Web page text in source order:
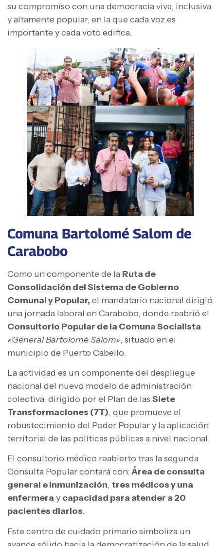
su compromiso con una democracia viva, inclusiva
y altamente popular, en la que cada voz es
importante y cada voto edifica.
Comuna Bartolomé Salom de
Carabobo
Como un componente de la Ruta de
Consolidación del Sistema de Gobierno
Comunal y Popular, el mandatario nacional dirigió
una jornada laboral en Carabobo, donde reabrió el
Consultorio Popular de la Comuna Socialista
«General Bartolomé Salom», situado en el
municipio de Puerto Cabello.
La actividad es un componente del despliegue
nacional del nuevo modelo de administración
colectiva, dirigido por el Plan de las Siete
Transformaciones (7T), que promueve el
robustecimiento del Poder Popular y la aplicación
territorial de las políticas públicas a nivel nacional.
El consultorio médico reabierto tras la segunda
Consulta Popular contará con:Área de consulta
general e inmunización, tres médicos y una
enfermera y capacidad para atender a 20
pacientes diarios.
Este centro de cuidado primario simboliza un